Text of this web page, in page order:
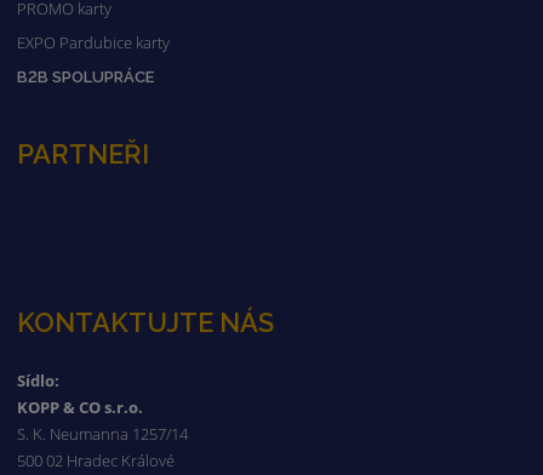
PROMO karty
EXPO Pardubice karty
B2B SPOLUPRÁCE
PARTNEŘI
KONTAKTUJTE NÁS
Sídlo:
KOPP & CO s.r.o.
S. K. Neumanna 1257/14
500 02 Hradec Králové